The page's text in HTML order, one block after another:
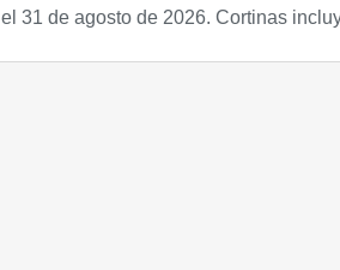
el 31 de agosto de 2026. Cortinas